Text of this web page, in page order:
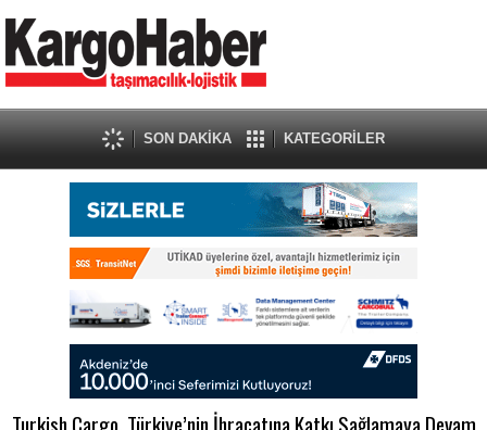
SON DAKİKA KATEGORİLER